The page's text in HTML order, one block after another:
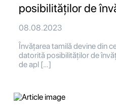
posibilităților de
08.08.2023
Învățarea tamilă devine din
datorită posibilităților de
de apl […]